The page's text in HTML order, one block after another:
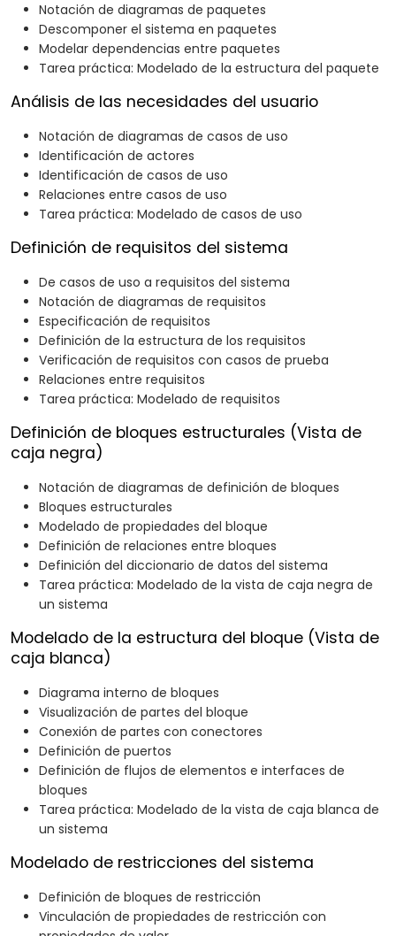
Notación de diagramas de paquetes
Descomponer el sistema en paquetes
Modelar dependencias entre paquetes
Tarea práctica: Modelado de la estructura del paquete
Análisis de las necesidades del usuario
Notación de diagramas de casos de uso
Identificación de actores
Identificación de casos de uso
Relaciones entre casos de uso
Tarea práctica: Modelado de casos de uso
Definición de requisitos del sistema
De casos de uso a requisitos del sistema
Notación de diagramas de requisitos
Especificación de requisitos
Definición de la estructura de los requisitos
Verificación de requisitos con casos de prueba
Relaciones entre requisitos
Tarea práctica: Modelado de requisitos
Definición de bloques estructurales (Vista de
caja negra)
Notación de diagramas de definición de bloques
Bloques estructurales
Modelado de propiedades del bloque
Definición de relaciones entre bloques
Definición del diccionario de datos del sistema
Tarea práctica: Modelado de la vista de caja negra de
un sistema
Modelado de la estructura del bloque (Vista de
caja blanca)
Diagrama interno de bloques
Visualización de partes del bloque
Conexión de partes con conectores
Definición de puertos
Definición de flujos de elementos e interfaces de
bloques
Tarea práctica: Modelado de la vista de caja blanca de
un sistema
Modelado de restricciones del sistema
Definición de bloques de restricción
Vinculación de propiedades de restricción con